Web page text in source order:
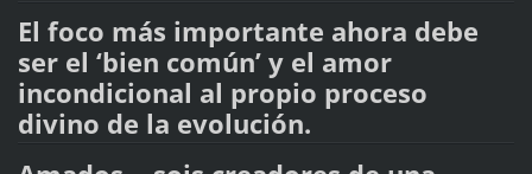
El foco más importante ahora debe
ser el ‘bien común’ y el amor
incondicional al propio proceso
divino de la evolución.